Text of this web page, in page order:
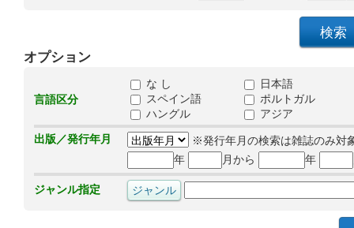
オプション
言語区分
な し
日本語
スペイン語
ポルトガル
ハングル
アジア
出版／発行年月
※発行年月の検索は雑誌のみ対
年
月から 年
ジャンル指定